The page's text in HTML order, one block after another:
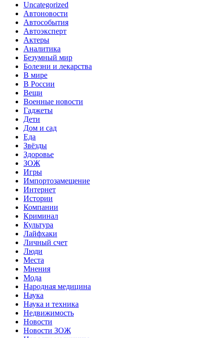
Uncategorized
Автоновости
Автособытия
Автоэксперт
Актеры
Аналитика
Безумный мир
Болезни и лекарства
В мире
В России
Вещи
Военные новости
Гаджеты
Дети
Дом и сад
Еда
Звёзды
Здоровье
ЗОЖ
Игры
Импортозамещение
Интернет
Истории
Компании
Криминал
Культура
Лайфхаки
Личный счет
Люди
Места
Мнения
Мода
Народная медицина
Наука
Наука и техника
Недвижимость
Новости
Новости ЗОЖ